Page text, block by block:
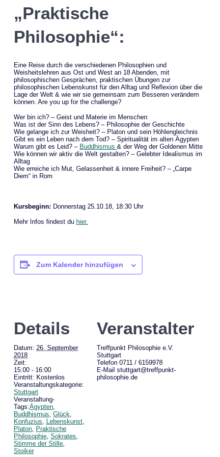
„Praktische
Philosophie“:
Eine Reise durch die verschiedenen Philosophien und
Weisheitslehren aus Ost und West an 18 Abenden, mit
philosophischen Gesprächen, praktischen Übungen zur
philosophischen Lebenskunst für den Alltag und Reflexion über die
Lage der Welt & wie wir sie gemeinsam zum Besseren verändern
können. Are you up for the challenge?
Wer bin ich? – Geist und Materie im Menschen
Was ist der Sinn des Lebens? – Philosophie der Geschichte
Wie gelange ich zur Weisheit? – Platon und sein Höhlengleichnis
Gibt es ein Leben nach dem Tod? – Spiritualität im alten Ägypten
Warum gibt es Leid? – Buddhismus & der Weg der Goldenen Mitte
Wie können wir aktiv die Welt gestalten? – Gelebter Idealismus im
Alltag
Wie erreiche ich Mut, Gelassenheit & innere Freiheit? – „Carpe
Diem“ in Rom
Kursbeginn: Donnerstag 25.10.18, 18:30 Uhr
Mehr Infos findest du hier.
Zum Kalender hinzufügen
Details
Datum: 26. September
2018
Zeit:
15:00 - 16:00
Eintritt: Kostenlos
Veranstaltungskategorie:
Stuttgart
Veranstaltung-
Tags:Ägypten
Buddhismus Glück
Konfuzius
Lebenskunst
Platon Praktische
Philosophie Sokrates
Stimme der Stille
Stoiker
Veranstalter
Treffpunkt Philosophie e.V.
Stuttgart
Telefon 0711 / 6159978
E-Mail stuttgart@treffpunkt-
philosophie.de